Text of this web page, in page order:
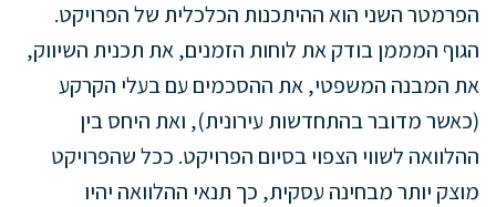
הפרמטר השני הוא ההיתכנות הכלכלית של הפרויקט.
הגוף המממן בודק את לוחות הזמנים, את תכנית השיווק,
את המבנה המשפטי, את ההסכמים עם בעלי הקרקע
(כאשר מדובר בהתחדשות עירונית), ואת היחס בין
ההלוואה לשווי הצפוי בסיום הפרויקט. ככל שהפרויקט
מוצק יותר מבחינה עסקית, כך תנאי ההלוואה יהיו